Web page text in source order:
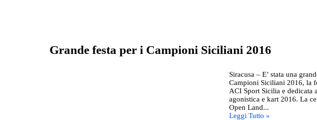
Grande festa per i Campioni Siciliani 2016
Siracusa – E’ stata una
Campioni Siciliani 2016, la
ACI Sport Sicilia e dedicata
agonistica e kart 2016. La
Open Land...
Leggi Tutto »